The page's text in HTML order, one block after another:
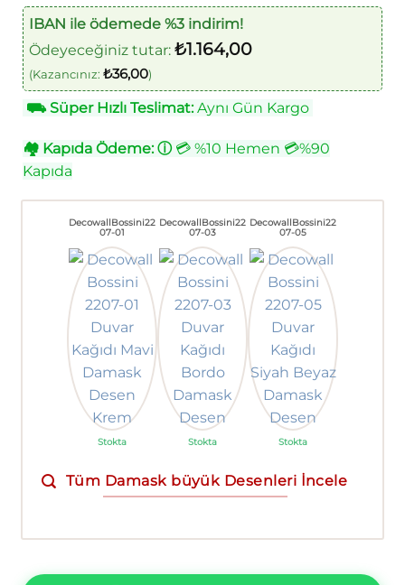
IBAN ile ödemede %3 indirim!
Ödeyeceğiniz tutar: ₺1.164,00
(Kazancınız: ₺36,00)
⛟Süper Hızlı Teslimat:Aynı Gün Kargo
🏘 Kapıda Ödeme: ⓘ💳 %10 Hemen 💳%90
Kapıda
DecowallBossini22
07-01
Stokta
DecowallBossini22
07-03
Stokta
DecowallBossini22
07-05
Stokta
Tüm Damask büyük Desenleri İncele